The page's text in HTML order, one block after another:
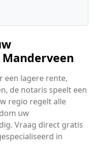
een lagere rente,
de notaris speelt een
regio regelt alle
uw
Vraag direct gratis
in